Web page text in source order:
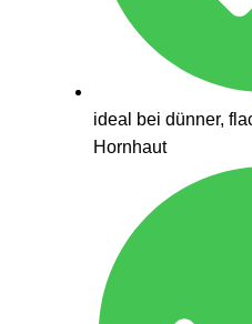
ideal bei dünner,
Hornhaut